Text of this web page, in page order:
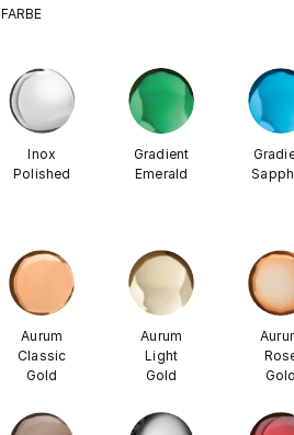
FARBE
Inox
Polished
Gradient
Emerald
Aurum
Classic
Gold
Aurum
Light
Gold
Gold